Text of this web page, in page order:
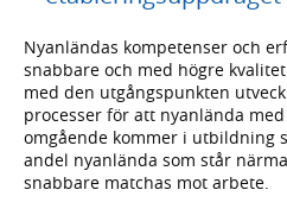
Nyanländas kompetenser och
snabbare och med högre
med den utgångspunkten
processer för att nyanlända
omgående kommer i utbildning
andel nyanlända som står
snabbare matchas mot arbete.